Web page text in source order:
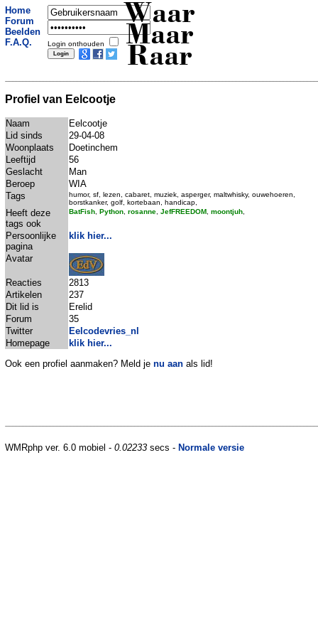
Home
Forum
Beelden
F.A.Q.
Login onthouden
Waar
Maar
Raar
Profiel van Eelcootje
Naam
Eelcootje
Lid sinds
29-04-08
Woonplaats
Doetinchem
Leeftijd
56
Geslacht
Man
Beroep
WIA
Tags
humor, sf, lezen, cabaret, muziek, asperger, maltwhisky, ouwehoeren,
borstkanker, golf, kortebaan, handicap,
Heeft deze
tags ook
BatFish Python rosanne JefFREEDOM moontjuh
Persoonlijke
pagina
klik hier...
Avatar
Reacties
2813
Artikelen
237
Dit lid is
Erelid
Forum
35
Twitter
Eelcodevries_nl
Homepage
klik hier...
Ook een profiel aanmaken? Meld je nu aan als lid!
WMRphp ver. 6.0 mobiel - 0.02233 secs - Normale versie